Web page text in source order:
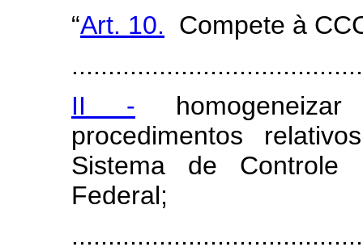
“Art. 10. Compete à
II -
procedimentos
Sistema de Controle
Federal;